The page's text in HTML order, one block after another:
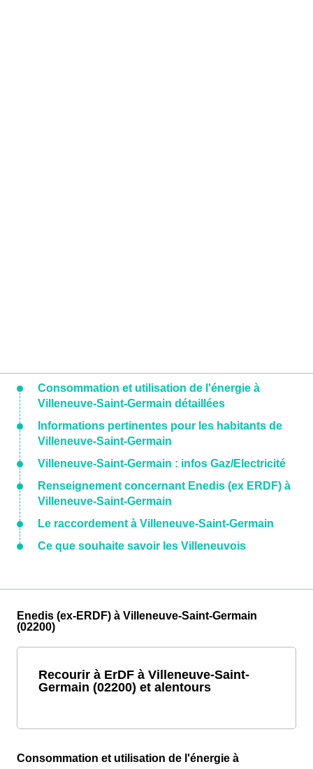
Consommation et utilisation de l'énergie à
Villeneuve-Saint-Germain détaillées
Informations pertinentes pour les habitants de
Villeneuve-Saint-Germain
Villeneuve-Saint-Germain : infos Gaz/Electricité
Renseignement concernant Enedis (ex ERDF) à
Villeneuve-Saint-Germain
Le raccordement à Villeneuve-Saint-Germain
Ce que souhaite savoir les Villeneuvois
Enedis (ex-ERDF) à Villeneuve-Saint-Germain
(02200)
Recourir à ErDF à Villeneuve-Saint-
Germain (02200) et alentours
Consommation et utilisation de l'énergie à